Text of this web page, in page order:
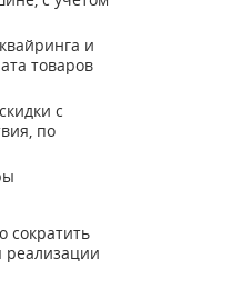
и
товаров
с
по
сократить
реализации